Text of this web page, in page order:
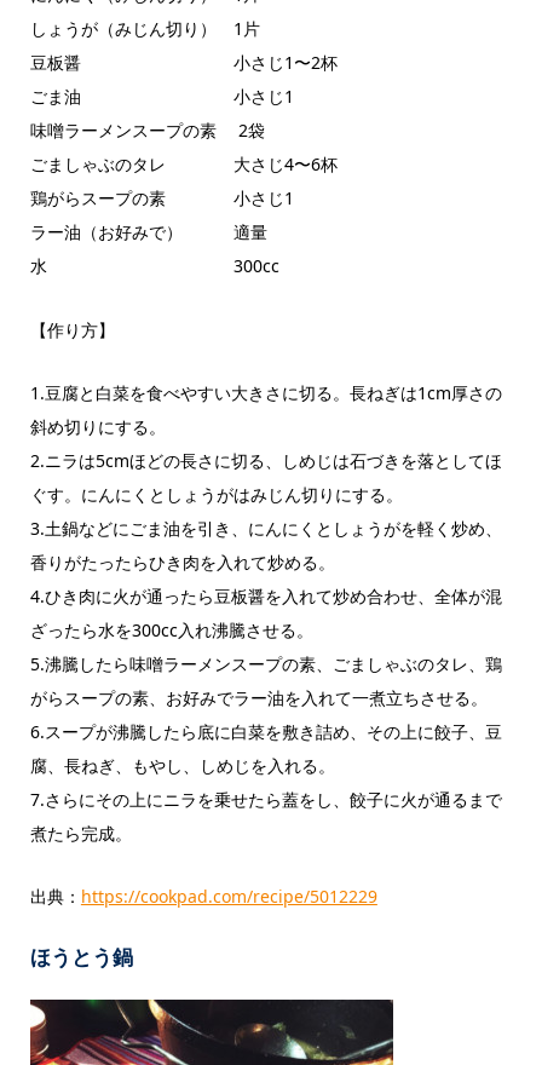
しょうが（みじん切り） 1片
豆板醤 小さじ1〜2杯
ごま油 小さじ1
味噌ラーメンスープの素 2袋
ごましゃぶのタレ 大さじ4〜6杯
鶏がらスープの素 小さじ1
ラー油（お好みで） 適量
水 300cc
【作り方】
1.豆腐と白菜を食べやすい大きさに切る。長ねぎは1cm厚さの
斜め切りにする。
2.ニラは5cmほどの長さに切る、しめじは石づきを落としてほ
ぐす。にんにくとしょうがはみじん切りにする。
3.土鍋などにごま油を引き、にんにくとしょうがを軽く炒め、
香りがたったらひき肉を入れて炒める。
4.ひき肉に火が通ったら豆板醤を入れて炒め合わせ、全体が混
ざったら水を300cc入れ沸騰させる。
5.沸騰したら味噌ラーメンスープの素、ごましゃぶのタレ、鶏
がらスープの素、お好みでラー油を入れて一煮立ちさせる。
6.スープが沸騰したら底に白菜を敷き詰め、その上に餃子、豆
腐、長ねぎ、もやし、しめじを入れる。
7.さらにその上にニラを乗せたら蓋をし、餃子に火が通るまで
煮たら完成。
出典： https://cookpad.com/recipe/5012229
ほうとう鍋